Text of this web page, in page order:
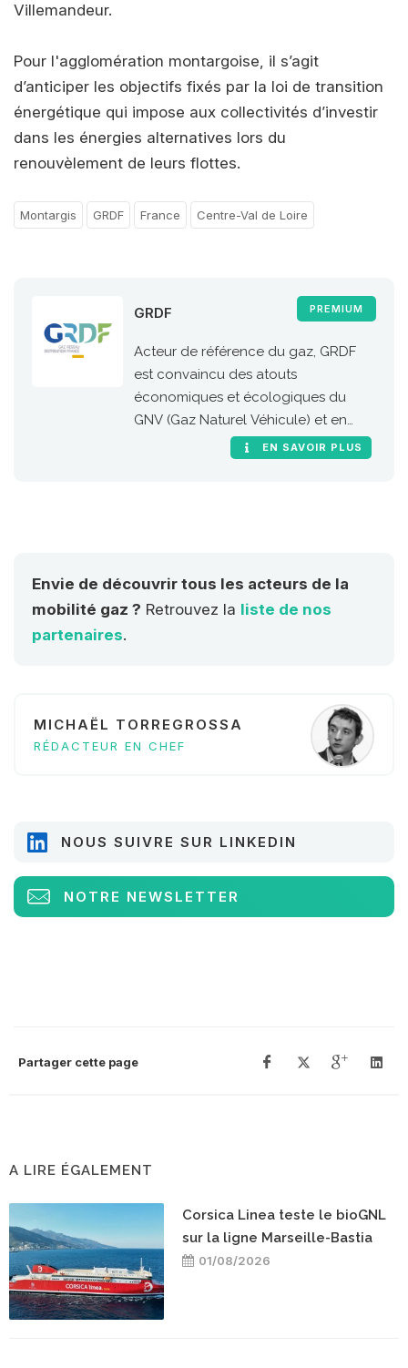
Villemandeur.
Pour l'agglomération montargoise, il s’agit
d’anticiper les objectifs fixés par la loi de transition
énergétique qui impose aux collectivités d’investir
dans les énergies alternatives lors du
renouvèlement de leurs flottes.
Montargis GRDF France Centre-Val de Loire
PREMIUM
GRDF
Acteur de référence du gaz, GRDF
est convaincu des atouts
économiques et écologiques du
GNV (Gaz Naturel Véhicule) et en
particulier de sa version 100 %
EN SAVOIR PLUS
Envie de découvrir tous les acteurs de la
mobilité gaz ? Retrouvez la liste de nos
partenaires.
MICHAËL TORREGROSSA
RÉDACTEUR EN CHEF
NOUS SUIVRE SUR LINKEDIN
NOTRE NEWSLETTER
Partager cette page
A LIRE ÉGALEMENT
Corsica Linea teste le bioGNL
sur la ligne Marseille-Bastia
01/08/2026